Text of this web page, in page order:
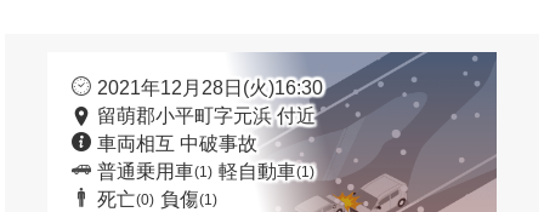
2021年12月28日(火)16:30
留萌郡小平町字元浜 付近
車両相互 中破事故
普通乗用車(1) 軽自動車(1)
死亡(0) 負傷(1)